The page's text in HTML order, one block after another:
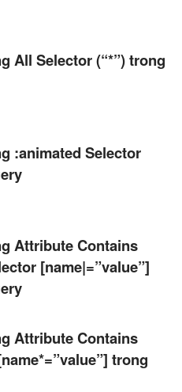
All Selector (“*”) trong
:animated Selector
Attribute Contains
[name|=”value”]
Attribute Contains
trong